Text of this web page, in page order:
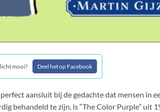
mooi? Deel het op Facebook
aansluit bij de gedachte dat mensen in
behandeld te zijn, is “The Color Purple” uit